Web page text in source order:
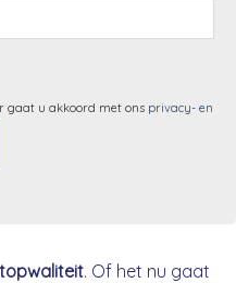
gaat u akkoord met ons privacy- en
. Of het nu gaat